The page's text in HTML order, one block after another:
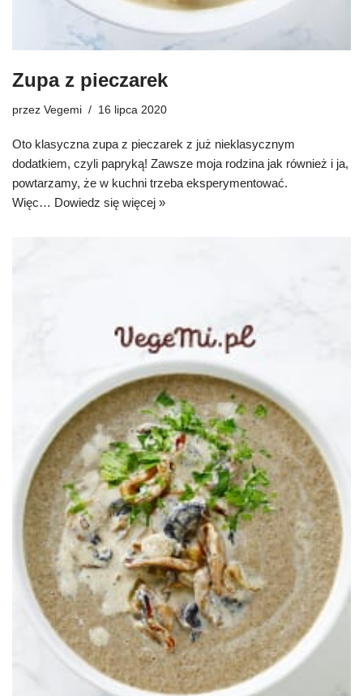
Zupa z pieczarek
przez Vegemi 16 lipca 2020
Oto klasyczna zupa z pieczarek z już nieklasycznym
dodatkiem, czyli papryką! Zawsze moja rodzina jak również i ja,
powtarzamy, że w kuchni trzeba eksperymentować.
Więc… Dowiedz się więcej »